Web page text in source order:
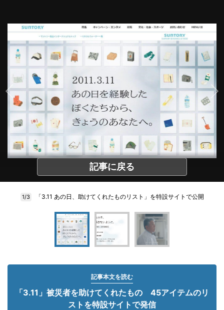
記事に戻る
1/3 「3.11 あの日、助けてくれたものリスト」を特設サイトで公開
記事本文を読む
「3.11」被災者を助けてくれたもの 45アイテムのリ
ストを特設サイトで発信